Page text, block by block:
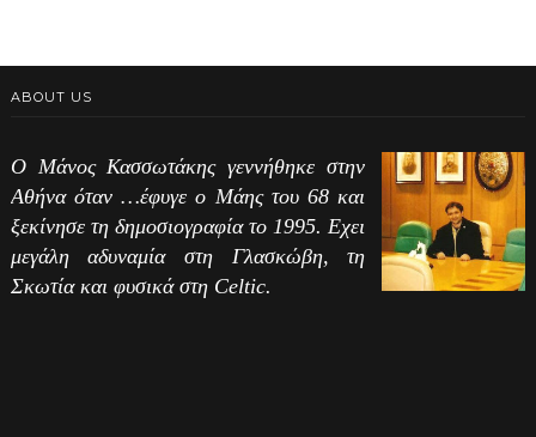
ABOUT US
Ο Μάνος Κασσωτάκης γεννήθηκε στην
Αθήνα όταν …έφυγε ο Μάης του 68 και
ξεκίνησε τη δημοσιογραφία το 1995. Εχει
μεγάλη αδυναμία στη Γλασκώβη, τη
Σκωτία και φυσικά στη Celtic.